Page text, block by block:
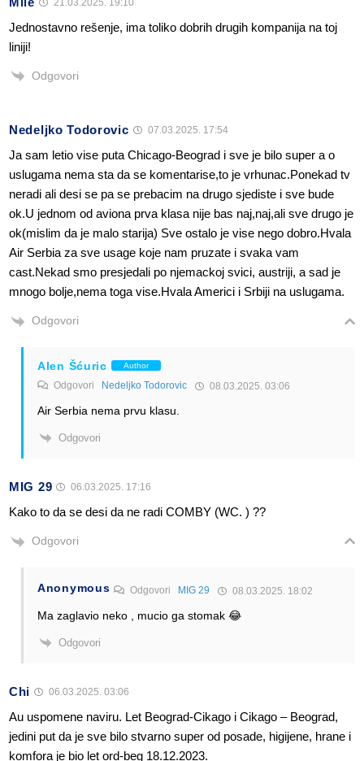
21.03.2025. 19:10
Jednostavno rešenje, ima toliko dobrih drugih kompanija na toj
liniji!
Odgovori
Nedeljko Todorovic 07.03.2025. 17:54
Ja sam letio vise puta Chicago-Beograd i sve je bilo super a o
uslugama nema sta da se komentarise,to je vrhunac.Ponekad tv
neradi ali desi se pa se prebacim na drugo sjediste i sve bude
ok.U jednom od aviona prva klasa nije bas naj,naj,ali sve drugo je
ok(mislim da je malo starija) Sve ostalo je vise nego dobro.Hvala
Air Serbia za sve usage koje nam pruzate i svaka vam
cast.Nekad smo presjedali po njemackoj svici, austriji, a sad je
mnogo bolje,nema toga vise.Hvala Americi i Srbiji na uslugama.
Odgovori
Alen Šćuric Author
Odgovori Nedeljko Todorovic 08.03.2025. 03:06
Air Serbia nema prvu klasu.
Odgovori
MIG 29 06.03.2025. 17:16
Kako to da se desi da ne radi COMBY (WC. ) ??
Odgovori
Anonymous Odgovori MIG 29 08.03.2025. 18:02
Ma zaglavio neko , mucio ga stomak 😂
Odgovori
Chi 06.03.2025. 03:06
Au uspomene naviru. Let Beograd-Cikago i Cikago – Beograd,
jedini put da je sve bilo stvarno super od posade, higijene, hrane i
komfora je bio let ord-beg 18.12.2023.